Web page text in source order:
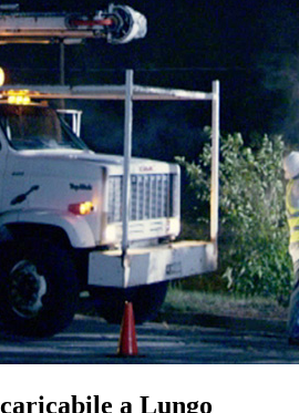
a Lungo